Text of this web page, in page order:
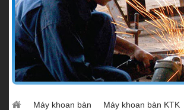
Máy khoan bàn Máy khoan bàn KTK